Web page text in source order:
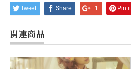
Tweet Share +1 Pin it
関連商品